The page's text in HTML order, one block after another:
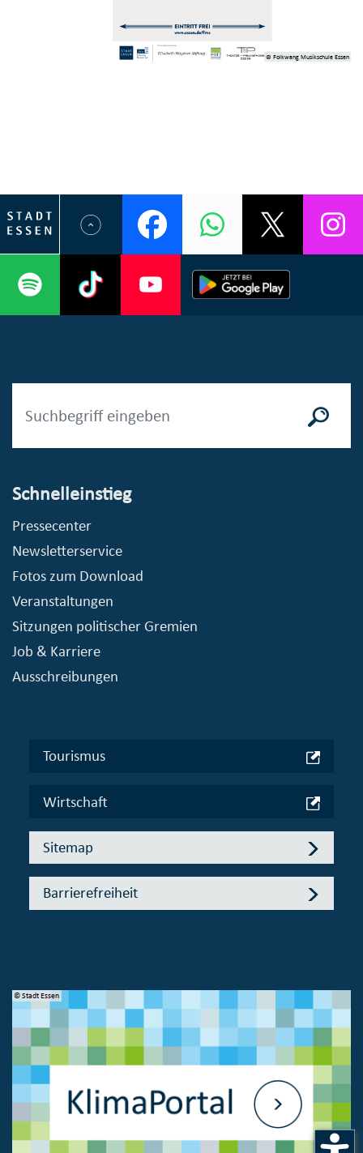
© Folkwang Musikschule Essen
Schnelleinstieg
Pressecenter
Newsletterservice
Fotos zum Download
Veranstaltungen
Sitzungen politischer Gremien
Job & Karriere
Ausschreibungen
Tourismus
Wirtschaft
Sitemap
Barrierefreiheit
© Stadt Essen